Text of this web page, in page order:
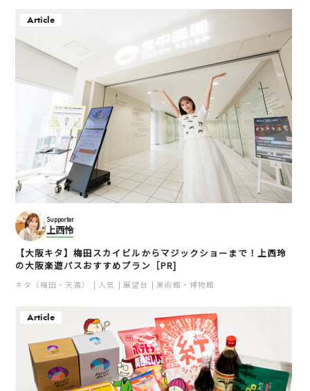
Article
Supporter
上西怜
【大阪キタ】梅田スカイビルからマジックショーまで！上西玲
の大阪楽遊パスおすすめプラン［PR]
キタ（梅田・天満） 人気 展望台 美術館・博物館
Article